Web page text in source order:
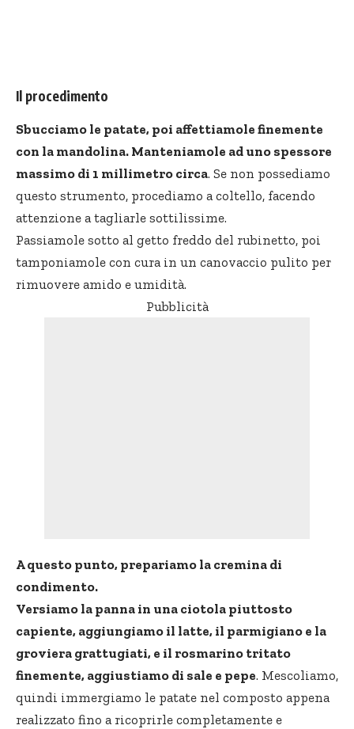
Il procedimento
Sbucciamo le patate, poi affettiamole finemente
con la mandolina. Manteniamole ad uno spessore
massimo di 1 millimetro circa. Se non possediamo
questo strumento, procediamo a coltello, facendo
attenzione a tagliarle sottilissime.
Passiamole sotto al getto freddo del rubinetto, poi
tamponiamole con cura in un canovaccio pulito per
rimuovere amido e umidità.
Pubblicità
A questo punto, prepariamo la cremina di
condimento.
Versiamo la panna in una ciotola piuttosto
capiente, aggiungiamo il latte, il parmigiano e la
groviera grattugiati, e il rosmarino tritato
finemente, aggiustiamo di sale e pepe. Mescoliamo,
quindi immergiamo le patate nel composto appena
realizzato fino a ricoprirle completamente e